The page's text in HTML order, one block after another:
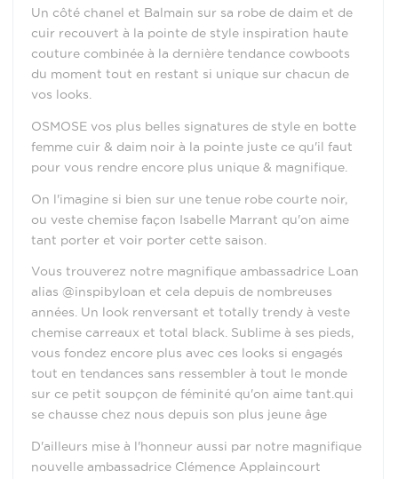
Un côté chanel et Balmain sur sa robe de daim et de
cuir recouvert à la pointe de style inspiration haute
couture combinée à la dernière tendance cowboots
du moment tout en restant si unique sur chacun de
vos looks.
OSMOSE vos plus belles signatures de style en botte
femme cuir & daim noir à la pointe juste ce qu'il faut
pour vous rendre encore plus unique & magnifique.
On l'imagine si bien sur une tenue robe courte noir,
ou veste chemise façon Isabelle Marrant qu'on aime
tant porter et voir porter cette saison.
Vous trouverez notre magnifique ambassadrice Loan
alias @inspibyloan et cela depuis de nombreuses
années. Un look renversant et totally trendy à veste
chemise carreaux et total black. Sublime à ses pieds,
vous fondez encore plus avec ces looks si engagés
tout en tendances sans ressembler à tout le monde
sur ce petit soupçon de féminité qu'on aime tant.qui
se chausse chez nous depuis son plus jeune âge
D'ailleurs mise à l'honneur aussi par notre magnifique
nouvelle ambassadrice Clémence Applaincourt